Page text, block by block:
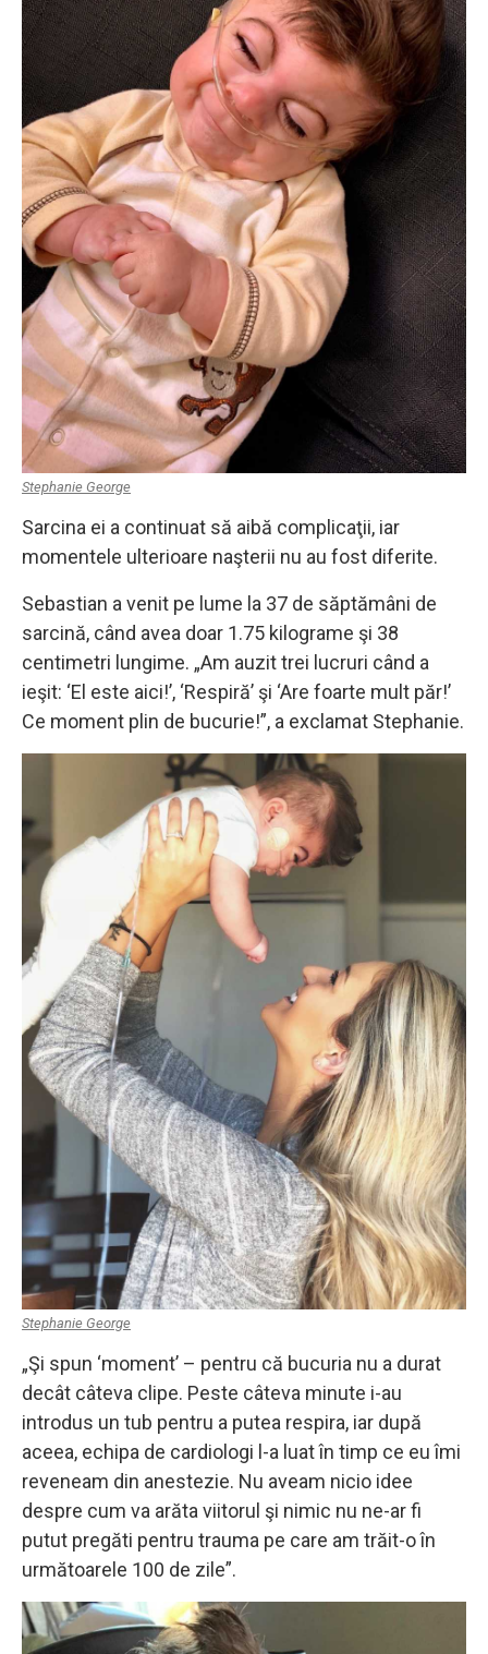
Stephanie George
Sarcina ei a continuat să aibă complicaţii, iar
momentele ulterioare naşterii nu au fost diferite.
Sebastian a venit pe lume la 37 de săptămâni de
sarcină, când avea doar 1.75 kilograme şi 38
centimetri lungime. „Am auzit trei lucruri când a
ieşit: ‘El este aici!’, ‘Respiră’ şi ‘Are foarte mult păr!’
Ce moment plin de bucurie!”, a exclamat Stephanie.
Stephanie George
„Şi spun ‘moment’ – pentru că bucuria nu a durat
decât câteva clipe. Peste câteva minute i-au
introdus un tub pentru a putea respira, iar după
aceea, echipa de cardiologi l-a luat în timp ce eu îmi
reveneam din anestezie. Nu aveam nicio idee
despre cum va arăta viitorul şi nimic nu ne-ar fi
putut pregăti pentru trauma pe care am trăit-o în
următoarele 100 de zile”.